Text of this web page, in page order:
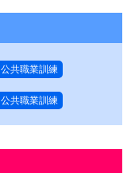
公共職業訓練
公共職業訓練